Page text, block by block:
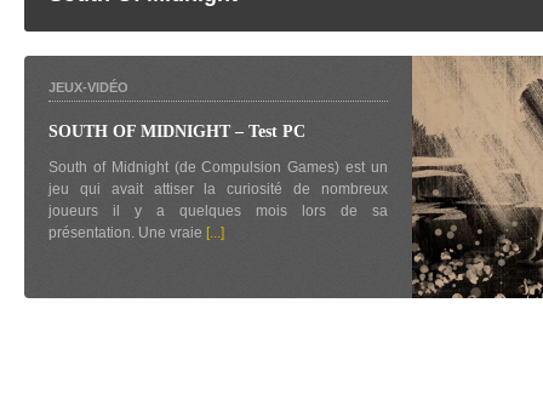
JEUX-VIDÉO
SOUTH OF MIDNIGHT – Test PC
South of Midnight (de Compulsion Games) est un
jeu qui avait attiser la curiosité de nombreux
joueurs il y a quelques mois lors de sa
présentation. Une vraie [...]